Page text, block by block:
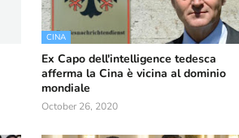
CINA
Ex Capo dell'intelligence tedesca
afferma la Cina è vicina al dominio
mondiale
October 26, 2020